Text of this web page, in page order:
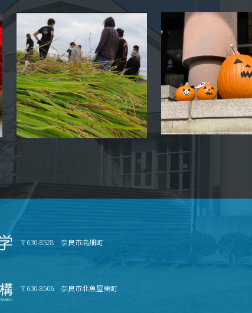
〒630-8528 奈良市高畑町
〒630-8506 奈良市北魚屋東町